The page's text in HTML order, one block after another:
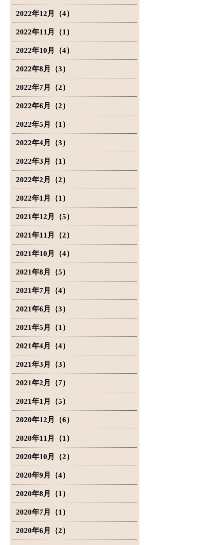
2022年12月（4）
2022年11月（1）
2022年10月（4）
2022年8月（3）
2022年7月（2）
2022年6月（2）
2022年5月（1）
2022年4月（3）
2022年3月（1）
2022年2月（2）
2022年1月（1）
2021年12月（5）
2021年11月（2）
2021年10月（4）
2021年8月（5）
2021年7月（4）
2021年6月（3）
2021年5月（1）
2021年4月（4）
2021年3月（3）
2021年2月（7）
2021年1月（5）
2020年12月（6）
2020年11月（1）
2020年10月（2）
2020年9月（4）
2020年8月（1）
2020年7月（1）
2020年6月（2）